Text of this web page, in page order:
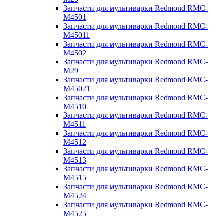
Запчасти для мультиварки Redmond RMC-
M4501
Запчасти для мультиварки Redmond RMC-
M45011
Запчасти для мультиварки Redmond RMC-
M4502
Запчасти для мультиварки Redmond RMC-
M29
Запчасти для мультиварки Redmond RMC-
M45021
Запчасти для мультиварки Redmond RMC-
M4510
Запчасти для мультиварки Redmond RMC-
M4511
Запчасти для мультиварки Redmond RMC-
M4512
Запчасти для мультиварки Redmond RMC-
M4513
Запчасти для мультиварки Redmond RMC-
M4515
Запчасти для мультиварки Redmond RMC-
M4524
Запчасти для мультиварки Redmond RMC-
M4525